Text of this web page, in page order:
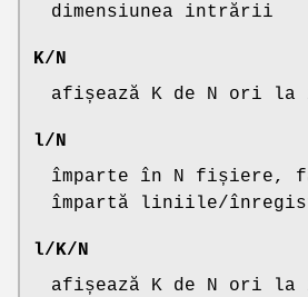
dimensiunea intrării
K/N
afișează K de N ori la
l/N
împarte în N fișiere,
împartă liniile/
l/K/N
afișează K de N ori